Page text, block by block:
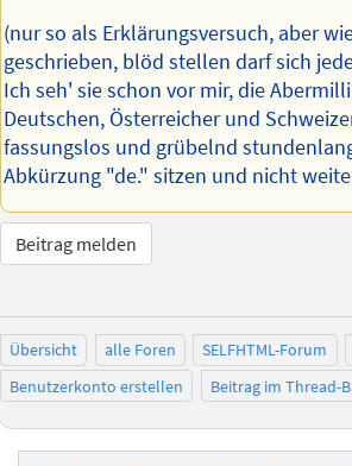
(nur so als Erklärungsversuch, aber
geschrieben, blöd stellen darf sich
Ich seh' sie schon vor mir, die
Deutschen, Österreicher und
fassungslos und grübelnd
Abkürzung "de." sitzen und nicht
Beitrag melden
Übersicht alle Foren
SELFHTML-Forum
Benutzerkonto erstellen
Beitrag im Thread-